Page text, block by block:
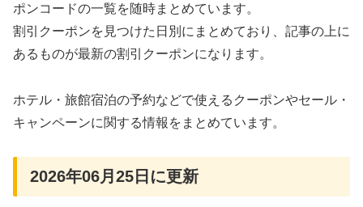
ポンコードの一覧を随時まとめています。
割引クーポンを見つけた日別にまとめており、記事の上に
あるものが最新の割引クーポンになります。
ホテル・旅館宿泊の予約などで使えるクーポンやセール・
キャンペーンに関する情報をまとめています。
2026年06月25日に更新